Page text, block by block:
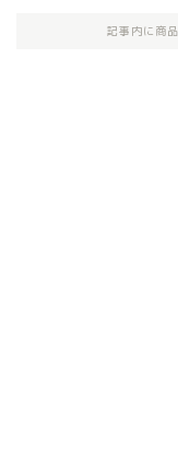
記事内に商